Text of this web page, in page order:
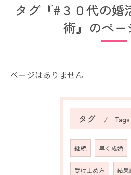
タグ『#３０代の婚
術』のペ
ページはありません
タグ Tags
継続 早く成婚
受け止め方 結果